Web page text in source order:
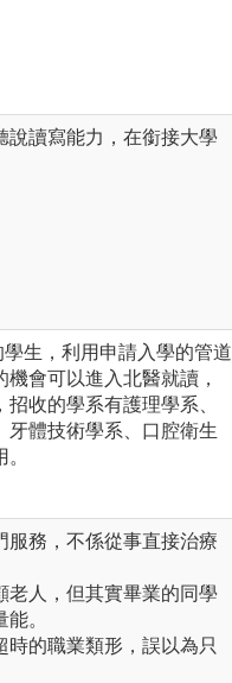
說讀寫能力，在銜接大學
生，利用申請入學的管道
會可以進入北醫就讀，
收的學系有護理學系、
牙體技術學系、口腔衛生
服務，不係從事直接治療
老人，但其實畢業的同學
。
時的職業類形，誤以為只